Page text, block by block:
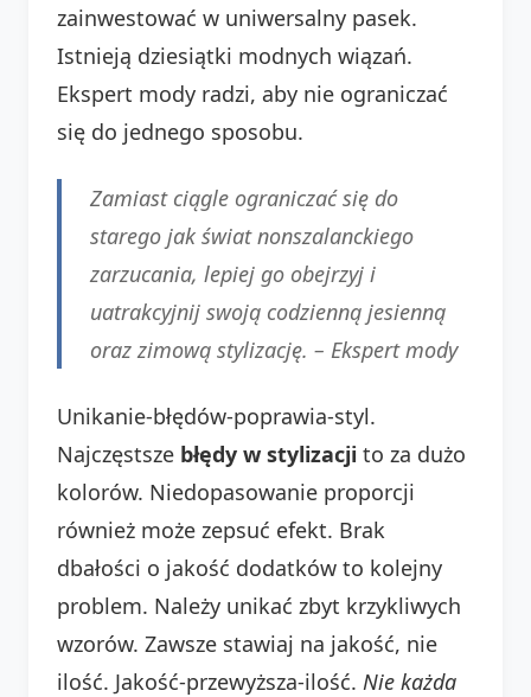
zainwestować w uniwersalny pasek.
Istnieją dziesiątki modnych wiązań.
Ekspert mody radzi, aby nie ograniczać
się do jednego sposobu.
Zamiast ciągle ograniczać się do
starego jak świat nonszalanckiego
zarzucania, lepiej go obejrzyj i
uatrakcyjnij swoją codzienną jesienną
oraz zimową stylizację. – Ekspert mody
Unikanie-błędów-poprawia-styl.
Najczęstsze błędy w stylizacji to za dużo
kolorów. Niedopasowanie proporcji
również może zepsuć efekt. Brak
dbałości o jakość dodatków to kolejny
problem. Należy unikać zbyt krzykliwych
wzorów. Zawsze stawiaj na jakość, nie
ilość. Jakość-przewyższa-ilość. Nie każda